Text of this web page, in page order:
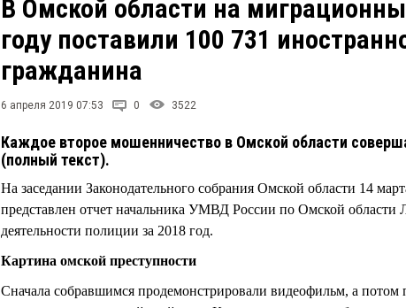
В Омской области на
году поставили 100 731
гражданина
6 апреля 2019 07:53 0 3522
Каждое второе мошенничество в Омской области
(полный текст).
На заседании Законодательного собрания Омской области 14
представлен отчет начальника УМВД России по Омской
деятельности полиции за 2018 год.
Картина омской преступности
Сначала собравшимся продемонстрировали видеофильм, а потом